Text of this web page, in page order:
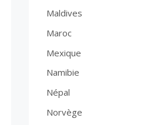
Maldives
Maroc
Mexique
Namibie
Népal
Norvège